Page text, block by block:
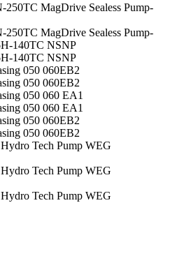
MagDrive Sealess Pump-
MagDrive Sealess Pump-
140TC NSNP
140TC NSNP
050 060EB2
050 060EB2
050 060 EA1
050 060 EA1
050 060EB2
050 060EB2
Tech Pump WEG
Tech Pump WEG
Tech Pump WEG